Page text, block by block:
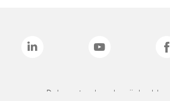
De bovenstaande merken zijn